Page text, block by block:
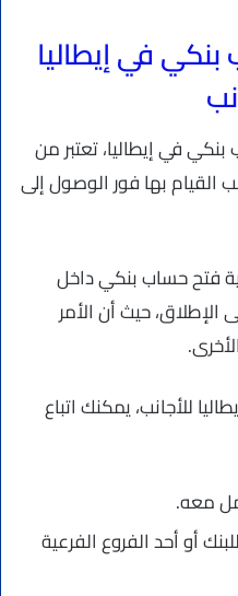
في إيطاليا
في إيطاليا، تعتبر من
القيام بها فور الوصول إلى
فتح حساب بنكي داخل
الإطلاق، حيث أن الأمر
للأجانب، يمكنك اتباع
معه.
أو أحد الفروع الفرعية